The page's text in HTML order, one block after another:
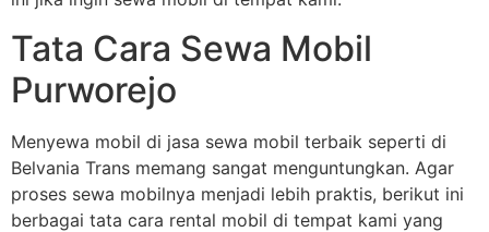
Tata Cara Sewa Mobil
Purworejo
Menyewa mobil di jasa sewa mobil terbaik seperti di
Belvania Trans memang sangat menguntungkan. Agar
proses sewa mobilnya menjadi lebih praktis, berikut ini
berbagai tata cara rental mobil di tempat kami yang